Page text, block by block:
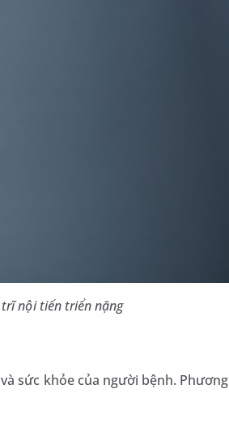
nội tiến triển nặng
sức khỏe của người bệnh. Phương